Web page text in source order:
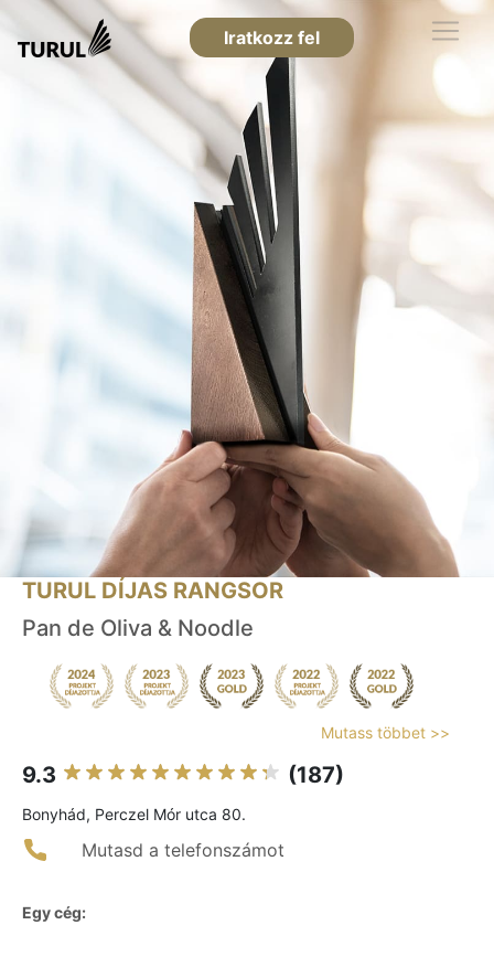
Iratkozz fel
TURUL DÍJAS RANGSOR
Pan de Oliva & Noodle
Mutass többet >>
9.3 (187)
Bonyhád, Perczel Mór utca 80.
Mutasd a telefonszámot
Egy cég: